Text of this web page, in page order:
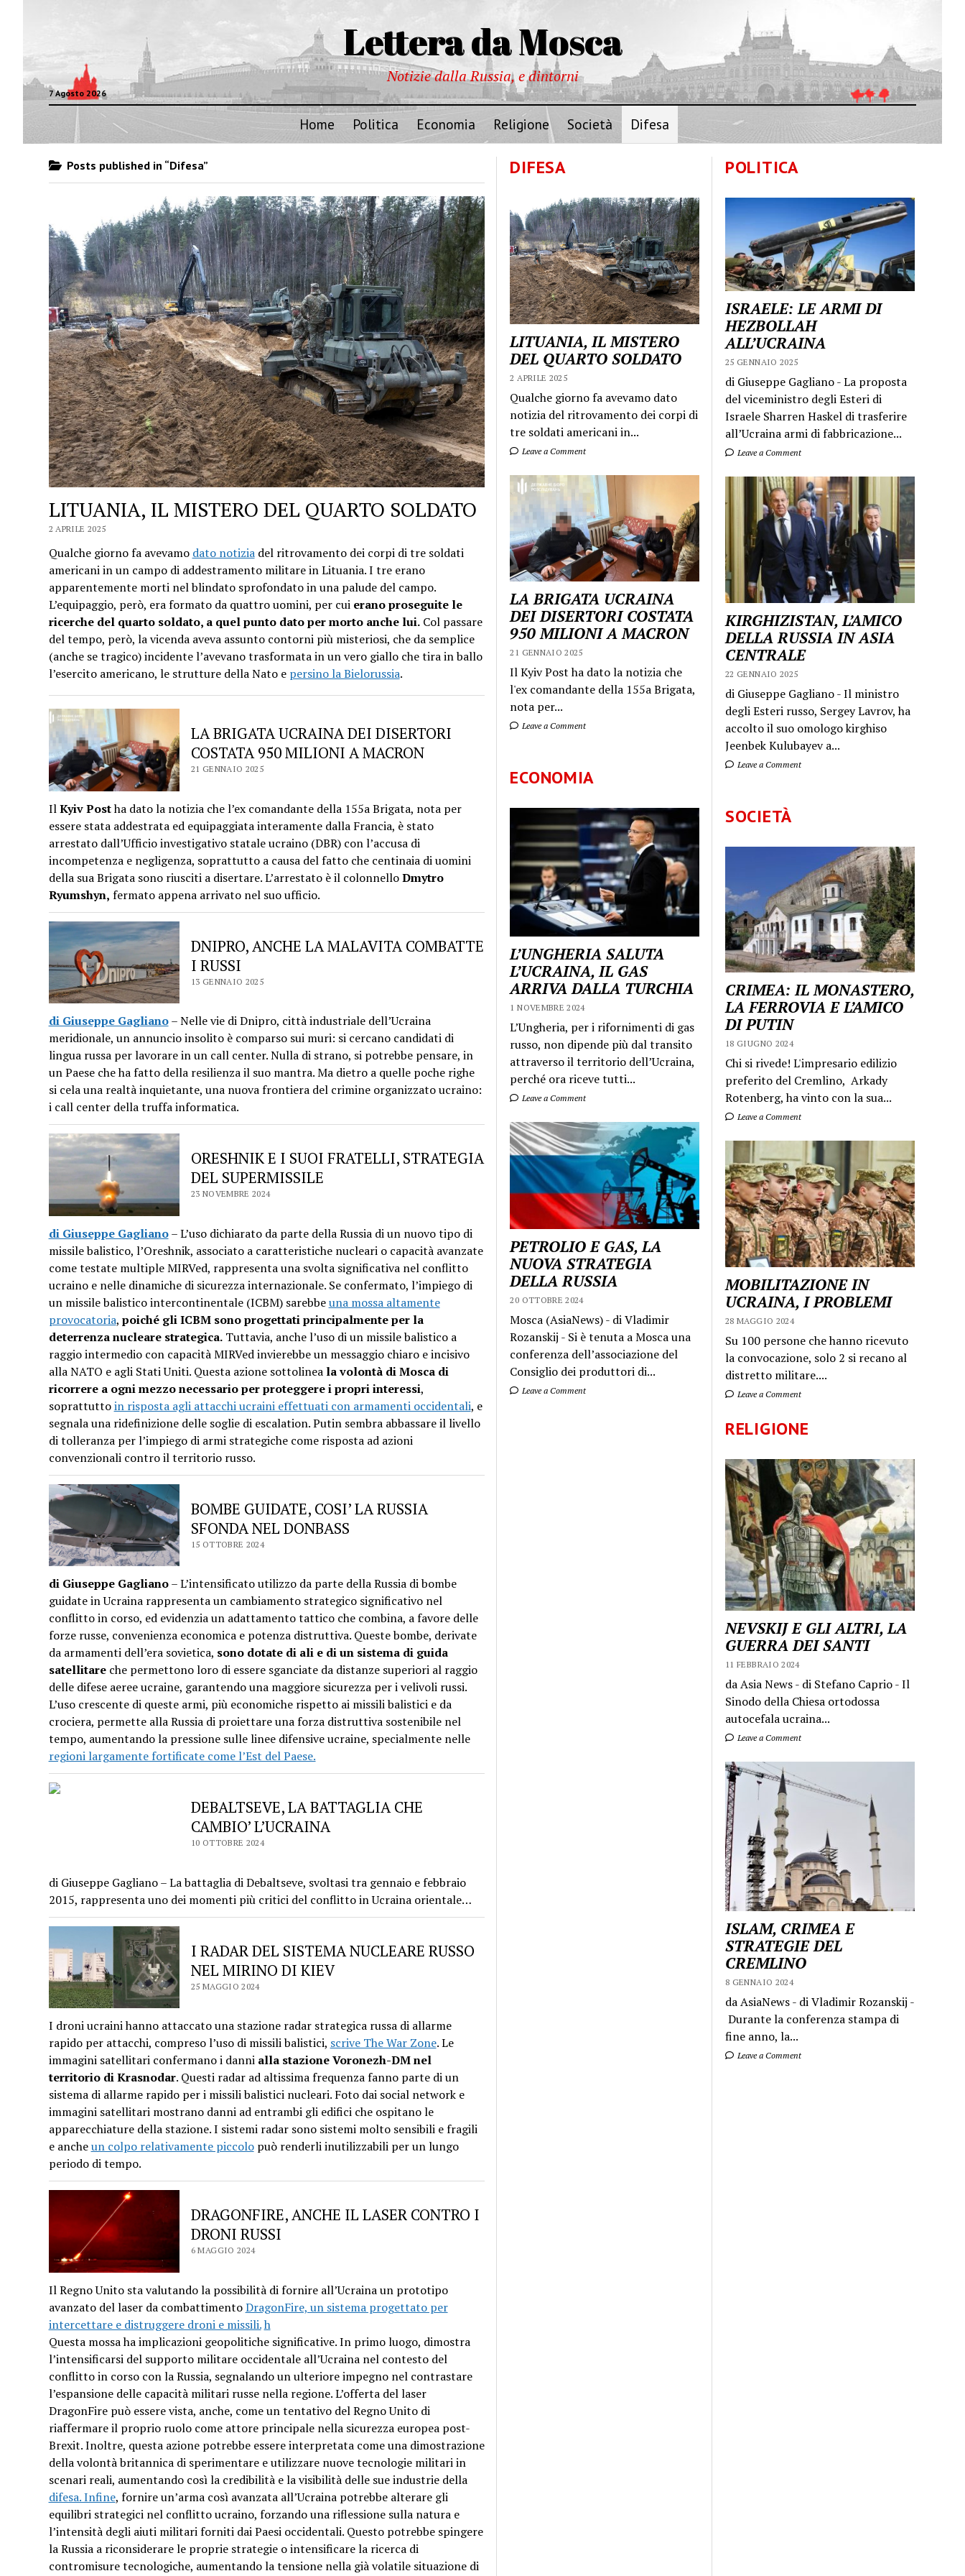
Lettera da Mosca
7 Agosto 2026
Notizie dalla Russia, e dintorni
Home Politica Economia Religione Società Difesa
POLITICA
ISRAELE: LE ARMI DI
HEZBOLLAH
ALL’UCRAINA
25 GENNAIO 2025
di Giuseppe Gagliano - La proposta
del viceministro degli Esteri di
Israele Sharren Haskel di trasferire
all’Ucraina armi di fabbricazione...
Leave a Comment
KIRGHIZISTAN, L’AMICO
DELLA RUSSIA IN ASIA
CENTRALE
22 GENNAIO 2025
di Giuseppe Gagliano - Il ministro
degli Esteri russo, Sergey Lavrov, ha
accolto il suo omologo kirghiso
Jeenbek Kulubayev a...
Leave a Comment
SOCIETÀ
CRIMEA: IL MONASTERO,
LA FERROVIA E L’AMICO
DI PUTIN
18 GIUGNO 2024
Chi si rivede! L'impresario edilizio
preferito del Cremlino, Arkady
Rotenberg, ha vinto con la sua...
Leave a Comment
MOBILITAZIONE IN
UCRAINA, I PROBLEMI
28 MAGGIO 2024
Su 100 persone che hanno ricevuto
la convocazione, solo 2 si recano al
distretto militare....
Leave a Comment
RELIGIONE
NEVSKIJ E GLI ALTRI, LA
GUERRA DEI SANTI
11 FEBBRAIO 2024
da Asia News - di Stefano Caprio - Il
Sinodo della Chiesa ortodossa
autocefala ucraina...
Leave a Comment
ISLAM, CRIMEA E
STRATEGIE DEL
CREMLINO
8 GENNAIO 2024
da AsiaNews - di Vladimir Rozanskij -
Durante la conferenza stampa di
fine anno, la...
Leave a Comment
Posts published in “Difesa”
LITUANIA, IL MISTERO DEL QUARTO SOLDATO
2 APRILE 2025
Qualche giorno fa avevamo dato notiziadel ritrovamento dei corpi di tre soldati
americani in un campo di addestramento militare in Lituania. I tre erano
apparentemente morti nel blindato sprofondato in una palude del campo.
L’equipaggio, però, era formato da quattro uomini, per cui erano proseguite le
ricerche del quarto soldato, a quel punto dato per morto anche lui.Col passare
del tempo, però, la vicenda aveva assunto contorni più misteriosi, che da semplice
(anche se tragico) incidente l’avevano trasformata in un vero giallo che tira in ballo
l’esercito americano, le strutture della Nato e persino la Bielorussia.
LA BRIGATA UCRAINA DEI DISERTORI
COSTATA 950 MILIONI A MACRON
21 GENNAIO 2025
IlKyiv Postha dato la notizia che l’ex comandante della 155a Brigata, nota per
essere stata addestrata ed equipaggiata interamente dalla Francia, è stato
arrestato dall’Ufficio investigativo statale ucraino (DBR) con l’accusa di
incompetenza e negligenza, soprattutto a causa del fatto che centinaia di uomini
della sua Brigata sono riusciti a disertare. L’arrestato è il colonnelloDmytro
Ryumshyn, fermato appena arrivato nel suo ufficio.
DNIPRO, ANCHE LA MALAVITA COMBATTE
I RUSSI
13 GENNAIO 2025
di Giuseppe Gagliano– Nelle vie di Dnipro, città industriale dell’Ucraina
meridionale, un annuncio insolito è comparso sui muri: si cercano candidati di
lingua russa per lavorare in un call center. Nulla di strano, si potrebbe pensare, in
un Paese che ha fatto della resilienza il suo mantra. Ma dietro a quelle poche righe
si cela una realtà inquietante, una nuova frontiera del crimine organizzato ucraino:
i call center della truffa informatica.
ORESHNIK E I SUOI FRATELLI, STRATEGIA
DEL SUPERMISSILE
23 NOVEMBRE 2024
di Giuseppe Gagliano– L’uso dichiarato da parte della Russia di un nuovo tipo di
missile balistico, l’Oreshnik, associato a caratteristiche nucleari o capacità avanzate
come testate multiple MIRVed, rappresenta una svolta significativa nel conflitto
ucraino e nelle dinamiche di sicurezza internazionale. Se confermato, l’impiego di
un missile balistico intercontinentale (ICBM) sarebbeuna mossa altamente
provocatoria, poiché gli ICBM sono progettati principalmente per la
deterrenza nucleare strategica.Tuttavia, anche l’uso di un missile balistico a
raggio intermedio con capacità MIRVed invierebbe un messaggio chiaro e incisivo
alla NATO e agli Stati Uniti. Questa azione sottolinea la volontà di Mosca di
ricorrere a ogni mezzo necessario per proteggere i propri interessi,
soprattuttoin risposta agli attacchi ucraini effettuati con armamenti occidentali, e
segnala una ridefinizione delle soglie di escalation. Putin sembra abbassare il livello
di tolleranza per l’impiego di armi strategiche come risposta ad azioni
convenzionali contro il territorio russo.
BOMBE GUIDATE, COSI’ LA RUSSIA
SFONDA NEL DONBASS
15 OTTOBRE 2024
di Giuseppe Gagliano– L’intensificato utilizzo da parte della Russia di bombe
guidate in Ucraina rappresenta un cambiamento strategico significativo nel
conflitto in corso, ed evidenzia un adattamento tattico che combina, a favore delle
forze russe, convenienza economica e potenza distruttiva. Queste bombe, derivate
da armamenti dell’era sovietica, sono dotate di ali e di un sistema di guida
satellitareche permettono loro di essere sganciate da distanze superiori al raggio
delle difese aeree ucraine, garantendo una maggiore sicurezza per i velivoli russi.
L’uso crescente di queste armi, più economiche rispetto ai missili balistici e da
crociera, permette alla Russia di proiettare una forza distruttiva sostenibile nel
tempo, aumentando la pressione sulle linee difensive ucraine, specialmente nelle
regioni largamente fortificate come l’Est del Paese.
DEBALTSEVE, LA BATTAGLIA CHE
CAMBIO’ L’UCRAINA
10 OTTOBRE 2024
di Giuseppe Gagliano – La battaglia di Debaltseve, svoltasi tra gennaio e febbraio
2015, rappresenta uno dei momenti più critici del conflitto in Ucraina orientale…
I RADAR DEL SISTEMA NUCLEARE RUSSO
NEL MIRINO DI KIEV
25 MAGGIO 2024
I droni ucraini hanno attaccato una stazione radar strategica russa di allarme
rapido per attacchi, compreso l’uso di missili balistici, scrive The War Zone. Le
immagini satellitari confermano i danni alla stazione Voronezh-DM nel
territorio di Krasnodar. Questi radar ad altissima frequenza fanno parte di un
sistema di allarme rapido per i missili balistici nucleari. Foto dai social network e
immagini satellitari mostrano danni ad entrambi gli edifici che ospitano le
apparecchiature della stazione. I sistemi radar sono sistemi molto sensibili e fragili
e ancheun colpo relativamente piccolopuò renderli inutilizzabili per un lungo
periodo di tempo.
DRAGONFIRE, ANCHE IL LASER CONTRO I
DRONI RUSSI
6 MAGGIO 2024
Il Regno Unito sta valutando la possibilità di fornire all’Ucraina un prototipo
avanzato del laser da combattimentoDragonFire, un sistema progettato per
intercettare e distruggere droni e missili. h
Questa mossa ha implicazioni geopolitiche significative. In primo luogo, dimostra
l’intensificarsi del supporto militare occidentale all’Ucraina nel contesto del
conflitto in corso con la Russia, segnalando un ulteriore impegno nel contrastare
l’espansione delle capacità militari russe nella regione. L’offerta del laser
DragonFire può essere vista, anche, come un tentativo del Regno Unito di
riaffermare il proprio ruolo come attore principale nella sicurezza europea post-
Brexit. Inoltre, questa azione potrebbe essere interpretata come una dimostrazione
della volontà britannica di sperimentare e utilizzare nuove tecnologie militari in
scenari reali, aumentando così la credibilità e la visibilità delle sue industrie della
difesa. Infine, fornire un’arma così avanzata all’Ucraina potrebbe alterare gli
equilibri strategici nel conflitto ucraino, forzando una riflessione sulla natura e
l’intensità degli aiuti militari forniti dai Paesi occidentali. Questo potrebbe spingere
la Russia a riconsiderare le proprie strategie o intensificare la ricerca di
contromisure tecnologiche, aumentando la tensione nella già volatile situazione di
DIFESA
LITUANIA, IL MISTERO
DEL QUARTO SOLDATO
2 APRILE 2025
Qualche giorno fa avevamo dato
notizia del ritrovamento dei corpi di
tre soldati americani in...
Leave a Comment
LA BRIGATA UCRAINA
DEI DISERTORI COSTATA
950 MILIONI A MACRON
21 GENNAIO 2025
Il Kyiv Post ha dato la notizia che
l'ex comandante della 155a Brigata,
nota per...
Leave a Comment
ECONOMIA
L’UNGHERIA SALUTA
L’UCRAINA, IL GAS
ARRIVA DALLA TURCHIA
1 NOVEMBRE 2024
L’Ungheria, per i rifornimenti di gas
russo, non dipende più dal transito
attraverso il territorio dell’Ucraina,
perché ora riceve tutti...
Leave a Comment
PETROLIO E GAS, LA
NUOVA STRATEGIA
DELLA RUSSIA
20 OTTOBRE 2024
Mosca (AsiaNews) - di Vladimir
Rozanskij - Si è tenuta a Mosca una
conferenza dell’associazione del
Consiglio dei produttori di...
Leave a Comment